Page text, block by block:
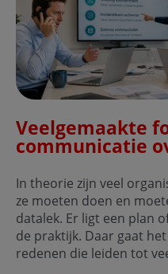
Veelgemaakte
communicatie
In theorie zijn veel
ze moeten doen en
datalek. Er ligt een plan
de praktijk. Daar gaat
redenen die leiden tot